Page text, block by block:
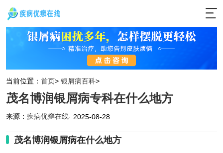
当前位置： 首页> 银屑病百科>
茂名博润银屑病专科在什么地方
来源： 疾病优癣在线· 2025-08-28
茂名博润银屑病在什么地方